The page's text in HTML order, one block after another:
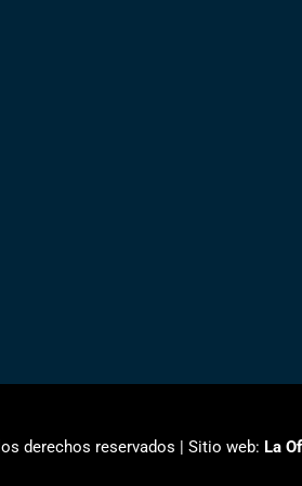
derechos reservados | Sitio web: La